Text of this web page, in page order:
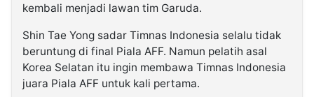
kembali menjadi lawan tim Garuda.
Shin Tae Yong sadar Timnas Indonesia selalu tidak
beruntung di final Piala AFF. Namun pelatih asal
Korea Selatan itu ingin membawa Timnas Indonesia
juara Piala AFF untuk kali pertama.